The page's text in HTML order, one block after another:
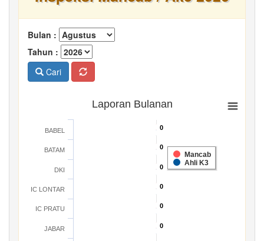
Bulan :
Tahun :
Cari
Laporan Bulanan
0
0
0
0
0
0
0
0
0
0
0
0
Mancab
Ahli K3
BABEL
BATAM
DKI
IC LONTAR
IC PRATU
JABAR